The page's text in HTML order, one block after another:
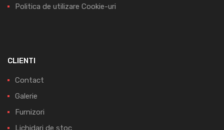
Politica de utilizare Cookie-uri
CLIENTI
Contact
Galerie
Furnizori
Lichidari de stoc